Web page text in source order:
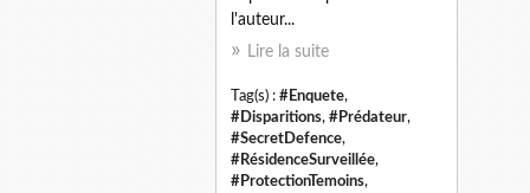
l'auteur...
Lire la suite
Tag(s) : #Enquete,
#Disparitions, #Prédateur,
#SecretDefence,
#RésidenceSurveillée,
#ProtectionTemoins,